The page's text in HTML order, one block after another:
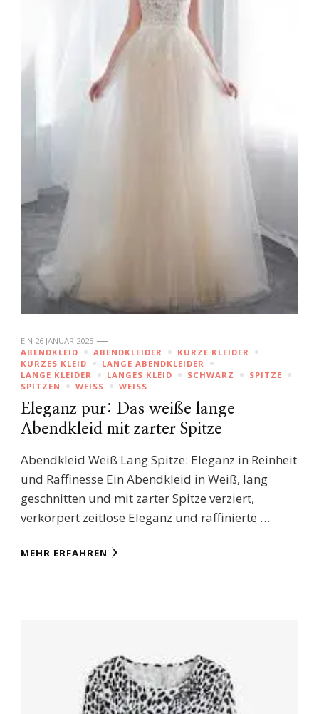
EIN 26 JANUAR 2025
ABENDKLEID
ABENDKLEIDER
KURZE KLEIDER
KURZES KLEID
LANGE ABENDKLEIDER
LANGE KLEIDER
LANGES KLEID SCHWARZ
SPITZE
SPITZEN
WEISS WEISS
Eleganz pur: Das weiße lange
Abendkleid mit zarter Spitze
Abendkleid Weiß Lang Spitze: Eleganz in Reinheit
und Raffinesse Ein Abendkleid in Weiß, lang
geschnitten und mit zarter Spitze verziert,
verkörpert zeitlose Eleganz und raffinierte …
MEHR ERFAHREN